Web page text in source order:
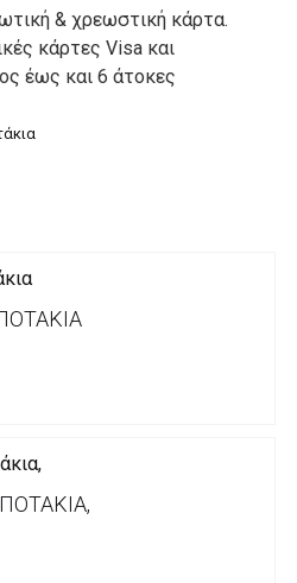
& χρεωστική κάρτα.
κάρτες Visa και
έως και 6 άτοκες
μέσα από
τραπεζικούς